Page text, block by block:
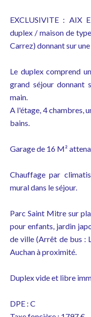
EXCLUSIVITE : AIX
duplex / maison de
Carrez) donnant sur
Le duplex comprend
grand séjour donnant
main.
A l'étage, 4 chambres,
bains.
Garage de 16 M²
Chauffage par
mural dans le séjour.
Parc Saint Mitre sur
pour enfants, jardin
de ville (Arrêt de bus :
Auchan à proximité.
Duplex vide et libre
DPE : C